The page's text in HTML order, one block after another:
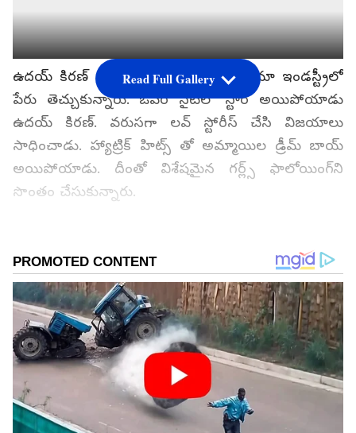
ఉదయ్‌ కిరణ్‌ లవర్‌ బాయ్‌గా తెలుగు సినిమా ఇండస్ట్రీలో
పేరు తెచ్చుకున్నారు. ఓవర్‌ నైట్‌లో స్టార్‌ అయిపోయాడు
ఉదయ్‌ కిరణ్‌. వరుసగా లవ్‌ స్టోరీస్‌ చేసి విజయాలు
సాధించాడు. హ్యాట్రిక్‌ హిట్స్ తో అమ్మాయిల డ్రీమ్‌ బాయ్‌
అయిపోయాడు. దీంతో విశేషమైన గర్ల్స్ ఫాలోయింగ్‌ని
సొంతం చేసుకున్నారు.
నటించడంతో అమ్మాయిలు ఆయన్ని బాగా ఇష్టపడ్డారు.
అంతేకాదు యూత్‌లోనూ భారీ క్రేజ్‌ ఏర్పడింది. ఇప్పుడు
పవన్‌ కళ్యాణ్‌ కోసం ఎలా అయితే పడిచచ్చే ఫ్యాన్స్
ఉన్నారో, అప్పుడు ఉదయ్‌ కిరణ్‌కి కూడా అదే స్థాయిలో
అభిమానులు పిచ్చిగా ఇష్టపడేవారు. అభిమానాన్ని
చాటుకునే వారు.
బిగ్‌ బాస్‌ తెలుగు 8 అప్‌ డేట్స్ కోసం ఇక్కడ క్లిక్‌
చేయండి.
Read Full Gallery